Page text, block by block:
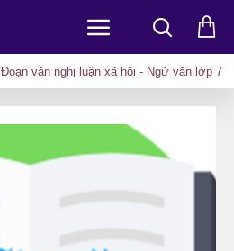
Đoạn văn nghị luận xã hội - Ngữ văn lớp 7